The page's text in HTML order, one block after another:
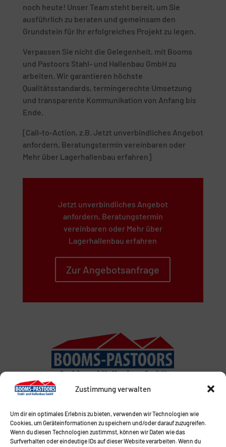
Zustimmung verwalten
Um dir ein optimales Erlebnis zu bieten, verwenden wir Technologien wie
Cookies, um Geräteinformationen zu speichern und/oder darauf zuzugreifen.
Wenn du diesen Technologien zustimmst, können wir Daten wie das
Surfverhalten oder eindeutige IDs auf dieser Website verarbeiten. Wenn du
noch heute! Unser Team steht bereit, um Sie
ausführlich zu beraten und gemeinsam den
Grundstein für Ihr erfolgreiches Projekt zu legen.
Verpassen Sie nicht die Gelegenheit, mit Booms
und Pastoors Stahl- und Hallenbau GmbH zu
arbeiten. Wir garantieren höchste
Qualitätsstandards, termingerechte Umsetzung
und transparente Kommunikation von Anfang bis
Ende.
[Call-to-Action, z.B. Jetzt unverbindliches Angebot
anfordern, Beratungstermin vereinbaren oder
Mehr über Lagerhallenbau erfahren]
Jetzt unverbindliches Angebot
anfordern, Beratungstermin
vereinbaren oder Mehr über
Lagerhallenbau erfahren
Zur Angebotsanfrage